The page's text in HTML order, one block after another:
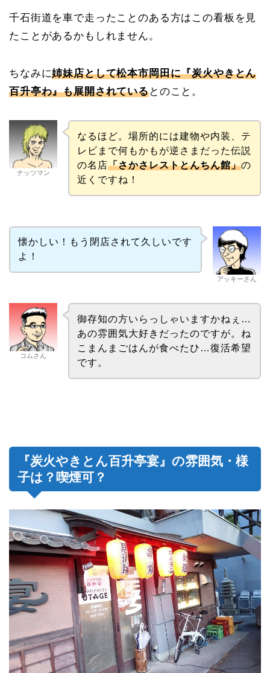
千石街道を車で走ったことのある方はこの看板を見
たことがあるかもしれません。
ちなみに姉妹店として松本市岡田に『炭火やきとん
百升亭わ』も展開されているとのこと。
ナッツマン
なるほど。場所的には建物や内装、テ
レビまで何もかもが逆さまだった伝説
の名店「さかさレストとんちん館」の
近くですね！
アッキーさん
懐かしい！もう閉店されて久しいです
よ！
コムさん
御存知の方いらっしゃいますかねぇ…
あの雰囲気大好きだったのですが。ね
こまんまごはんが食べたひ…復活希望
です。
『炭火やきとん百升亭宴』の雰囲気・様
子は？喫煙可？